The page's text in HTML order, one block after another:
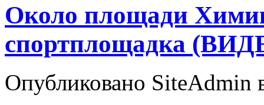
Около площади
спортплощадка
Опубликовано SiteAdmin